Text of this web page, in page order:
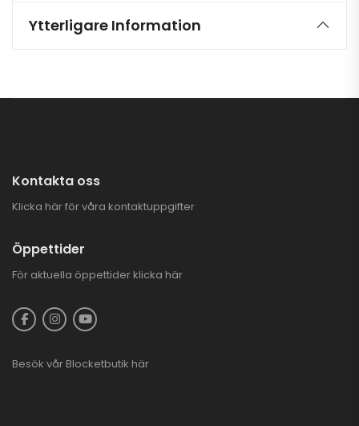
Ytterligare Information
Kontakta oss
Klicka här för våra kontaktuppgifter
Öppettider
För aktuella öppettider klicka här
Besök vår Blocketbutik här